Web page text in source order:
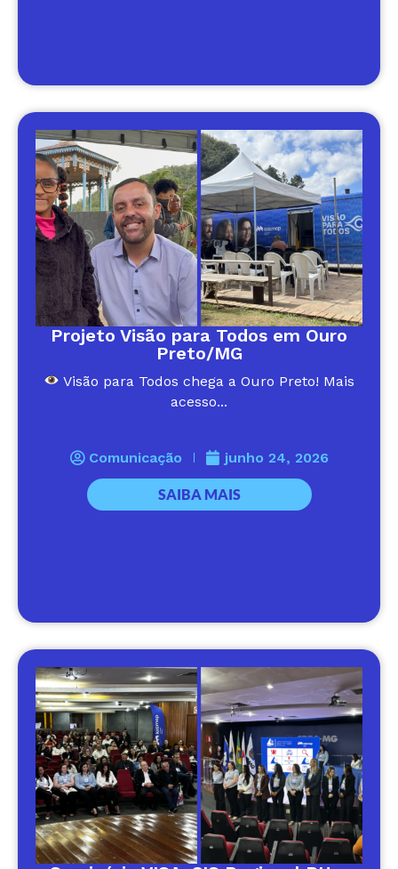
Projeto Visão para Todos em Ouro
Preto/MG
Visão para Todos chega a Ouro Preto! Mais
acesso...
Comunicação junho 24, 2026
SAIBA MAIS